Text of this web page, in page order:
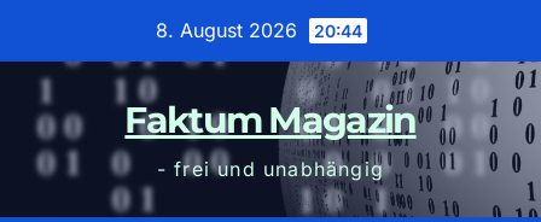
8. August 2026 20:44
Faktum Magazin
- frei und unabhängig